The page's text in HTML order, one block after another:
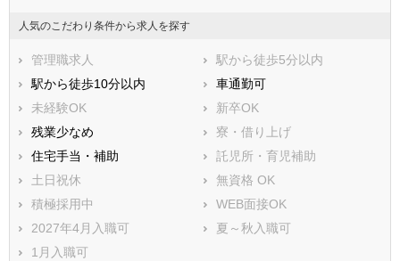
人気のこだわり条件から求人を探す
管理職求人
駅から徒歩5分以内
駅から徒歩10分以内
車通勤可
未経験OK
新卒OK
残業少なめ
寮・借り上げ
住宅手当・補助
託児所・育児補助
土日祝休
無資格 OK
積極採用中
WEB面接OK
2027年4月入職可
夏～秋入職可
1月入職可